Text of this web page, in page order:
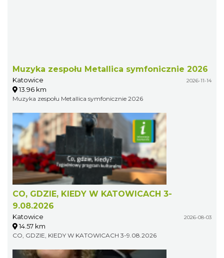
Muzyka zespołu Metallica symfonicznie 2026
Katowice 2026-11-14
13.96 km
Muzyka zespołu Metallica symfonicznie 2026
CO, GDZIE, KIEDY W KATOWICACH 3-
9.08.2026
Katowice 2026-08-03
14.57 km
CO, GDZIE, KIEDY W KATOWICACH 3-9.08.2026